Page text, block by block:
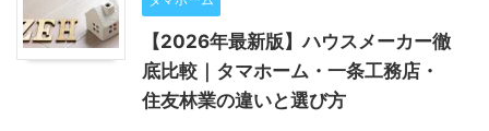
【2026年最新版】ハウスメーカー徹
底比較｜タマホーム・一条工務店・
住友林業の違いと選び方